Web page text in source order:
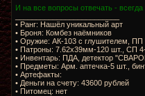
И на все вопросы отвечать - всегда
• Ранг: Нашёл уникальный арт
• Броня: Комбез наёмников
• Оружие: АК-103 с глушителем,
• Патроны: 7.62x39мм-120 шт., СП
• Инвентарь: ПДА, детектор
• Предметы: Арм. аптечка-5 шт.,
• Артефакты:
• Деньги на счету: 43600 рублей
• Питомец: нет